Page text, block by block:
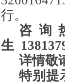
行。
咨询
生
详情敬
特别提